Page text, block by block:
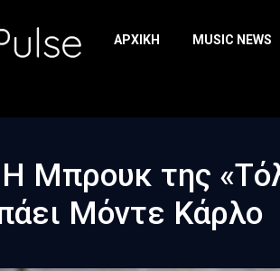
ΑΡΧΙΚΉ MUSIC NEWS
Μπρουκ της
Μόντε Κάρλο